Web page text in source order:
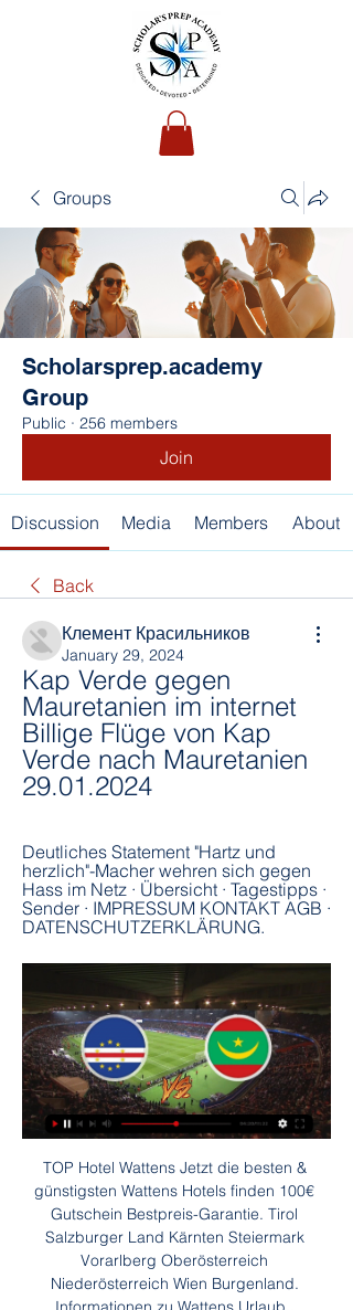
Groups
Scholarsprep.academy
Group
Public · 256 members
Join
Discussion Media Members About
Back
Клемент Красильников
January 29, 2024
Kap Verde gegen
Mauretanien im internet
Billige Flüge von Kap
Verde nach Mauretanien
29.01.2024
Deutliches Statement "Hartz und
herzlich"-Macher wehren sich gegen
Hass im Netz · Übersicht · Tagestipps ·
Sender · IMPRESSUM KONTAKT AGB ·
DATENSCHUTZERKLÄRUNG.
TOP Hotel Wattens Jetzt die besten & günstigsten Wattens Hotels finden 100€ Gutschein Bestpreis-Garantie. Tirol Salzburger Land Kärnten Steiermark Vorarlberg Oberösterreich Niederösterreich Wien Burgenland. Informationen zu Wattens Urlaub.. Deutschlands Beste Online-Portale 2019 HolidayCheck ist Gesamtsieger der Online.

Kap Verde – Mauretanien | Dienstag, 05.15 im TV Deutliches Statement "Hartz und herzlich"-Macher wehren sich gegen Hass im Netz · Übersicht · Tagestipps · Sender · IMPRESSUM KONTAKT AGB · DATENSCHUTZERKLÄRUNG.

Bist du PRETTY WILD? BIG ist das Mekka für alle Fashionistas, Urban Women und Street Girls! Finde bei BIG begehrte Limited Editions, exklusive Klassiker und heute schon Brands von Morgen. Wir lassen jedes Modeherz höher schlagen.

Fußball Kap Verde gegen Mauretanien 29/01/2024, in 5 Stunden — Online ansehen Kap Verde gegen Mauretanien ; 1. Folgen Sie dem Link ; 2. Registrieren Sie sich auf der Broadcast-Website ; 3. Sendungen ohne ...

Nach dem 5:3-Sieg über Innsbruck konnten die Vienna Capitals die Führung in der Erste Bank Eishockey Liga ausbauen, denn Rivale Red Bull Salzburg kassierte beim VSV eine 2:3-Niederlage. Die Innsbrucker Haie vermochten in Wien nicht gegen die …

Fazit: In Ostwestfalen feiert die Arminia! Bielefeld gewinnt mit 2:1 in Paderborn. Nach einer gelungenen Anfangsphase handelten sich die Gäste in der ersten Halbzeit das stark herausgespielte.

Das sind die Leistungsdaten von Tomislav Kocijan vom Verein Karriereende. Diese Seite enthält eine Statistik über die detaillierten Leistungsdaten (Tore, Karten, usw.) eines Spielers in …

Fussball, Afrika: Kap Verde Liveergebnisse, Resultate Kap Verde Ergebnisse Service in Echtzeit, Liveupdate. Nächste Spiele: 29.01. Kap Verde - Mauretanien, 05.06. Kamerun - Kap Verde, 08.06. Kap Verde - Libyen

Kap Verde vs. Mauretanien Tipp, Prognose & Quoten vor 16 Stunden — Finde zum Kap Verde vs. Mauretanien Tipp alle Infos, eine detaillierte Prognose, Wettquoten, Statistiken sowie H2H-Bilanz und Team-Check.

Hannover. Der SC DHfK Leipzig hat das letzte Bundesliga-Auswärtsspiel der Saison verloren. Die Leipziger Handballer verloren am Dienstag in Hannover-Burgdorf 28:30 (16:15) und tauschen mit dem.

Spielstatistiken zur Begegnung Rionegro Águilas Doradas - Atlético Junior (Primera A 2019 Clausura, 5. Spieltag) mit Torschützen, Aufstellungen, Wechseln, gelben und roten Karten.

Schauen Sie sich mal die Infografik für das Spiel Fc Thun Berner Oberland Ii vs FC Köniz an - Sporticos.com ist ein Webservice, der Spieltagsprognosen in …

Marko Raguž ist beim LASK bisher der Aufsteiger der Saison. Dass "der Markt bei jungen Stürmern, generell in Europa, nicht so dicht" ist, sieht er als Vorteil für sich, irgendwann einmal für das kroatische Nationalteam zu spielen, ist für den 21-Jährigen momentan kein Thema.

Drama von Julian Pölsler mit Martina Gedeck und Hans-Michael Rehberg. Im Mystery-Drama Die Wand wird Martina Gedeck in den Bergen durch eine unsichtbare Wand von der restlichen Welt isoliert.

Kap Verde - Mauretanien 29.01.2024 vor 20 Stunden — Show. Übersicht · Online · Statistik · H2H · Vorhersagen; Chatten Auf azscore.de finden Sie nicht nur den Spielstand von Kap Verde gegen ...

SK Sturm Graz Fußballreisen Der 1909 gegründete Fußballverein aus Graz zählt zu den ganz großen Traditionsvereinen Österreichs. Die Schwarz-Weißen tragen Ihre Heimspiele in der Merkur Arena in Graz Liebenau aus und dank einer fantastischen Fangemeinde ist das Stadion häufig mit über 15.000 Fans ausgebucht und damit eine tolle Fankulisse garantiert.

Das Zusammentreffen so unterschiedlicher Ökosysteme ist der wichtigste Grund dafür, dass Doñana ein echtes Paradies für Vögel geworden ist, in dem mehr als 120 Arten leben und das wie eine wahre Explosion von Klang, Farbe und Leben zu beschreiben ist.

Die Gäste genossen den "perfekten Abend", wie Wolfsburgs Kapitän Joshua Guilavogui betonte. Hertha BSC dagegen muss nach dem schmerzvollen 0:3 gegen den VfL erst einmal klären, warum die Heimpremiere von Trainer Ante Covic so brutal gegen die Wand gefahren wurde....

Unfassbar ist es gewesen, was nicht nur an diesem ganz aussergwöhnlichen Funkloch gelegen hat. #Von Max Küng. Für «Bluewin» unterwegs (4/5) Max Küng auf der Suche nach dem Funkloch im Tresorraum Auf seiner Suche nach Funklöchern in der Schweiz zieht es …

Der SC Cambuur Leeuwarden, kurz SC Cambuur, ist ein niederländischer Fußballverein aus der friesischen Stadt Leeuwarden. Er wurde am 19. Juni 1964 gegründet, und spielt ab der Saison 2016/17 in der Eerste Divisie.

- 102 - Bekanntmachung des Ergebnisses der Wahl des Landrats vom 24.09.2017 Dabei entfielen auf die einzelnen sich bewerbenden Personen: Ordnungs -

Der SV Donau Klagenfurt lebt Inklusion nach dem Motto: Respekt und Toleranz – gegen Rassismus jeder Form. Dieses Motto wird jeden Tag erneuert und mit großartigen täglichen Aktionen gefüllt. Der ÖFB hat den SV Donau Klagenfurt 2018 bereits mit dem „ÖFB Social Football Award“ in der Kategorie „Inklusion und Integration“ ausgezeichnet.

Laut dem Bericht seien viele Topvereine aus ganz Europa an dem Offensivspieler interessiert. In der vergangenen Saison schaffte Ödegaard bei Vitesse Arnheim in der niederländischen Eredivisie seinen endgültigen Durchbruch. Dabei gelangen ihm acht Treffer und elf weitere Torvorbereitungen in 31 Spielen.

Stellen Sie bequem online Ihren Warenkorb zusammen und holen Sie die Produkte direkt in Ihrem Transgourmet Standort ab. Entdecken Sie dabei viele Vorteile für sich – mit dem neuen Click&Carry Service von Transgourmet.

Kap Verde - Mauretanien Tipp, Prognose & Quoten vor 11 Stunden — Kap Verde kommt weiter | Wettquote: 1.52 | Wettanbieter: Betano. Kap Verde Mauretanien Tipp. Wächst Mauretanien nach dem Sieg gegen Angola nun ...

Diese Website benutzt Cookies. Wenn du die Website weiter nutzt, gehen wir von deinem Einverständnis aus. Mit diesen Cookies werden Statistiken über die Zugriffe auf der Webseite anonym getrackt.

S.S. Murata vs SP Libertas Statistiken, die besten Quoten und Wett Tipps S.S. Murata SP Libertas. 0 - 4. 20:45 CET 3. Mai 2019 Campionato Playoff. Wir empfehlen Bet365 für die Wette auf S.S. Murata - SP Libertas Hier geht's zum bet365. Jetzt das Spiel live bei bet365 anschauen

MT Sweatjacke (rot) 59,90 € Ansehen MT 1861 Club Hoodie – Damen Angebot! 39,90 € 24,90 € Ansehen MT 1861 Club Hoodie – Herren Angebot! 39,90 € 24,90 € Ansehen MT 1861 Club Hoodie Full Zip – Damen Angebot! 49,90 € 29,90 € Ansehen MT 1861 Club Hoodie Full Zip – Herren Angebot! 49,90 € 29,90 € Ansehen MT 1861 Club Hoodie Kids

10 KLAGENFURTER WWW.KREGIONALMEDIEN.AT KLAGENFURTER 11 REPORT REPORT SCHUL- AKTION soft EINLAGEN für gesunde Kinderfüße! t s h t SITZKISSEN für Fußgymnastik statt € 29,90 € 19,90 Kinderpantoffel von Größe 34-43 € 39,-2-3 INS für ALLE 22.8. FREI

Club-Vote ist ein Fussball Browsergame im Internet. Tore, Voten, Taktik und Strategie, das kostenlose Fussball Voting Spiel online - Liga Finnland

Wettquoten für Cape Verde vs Mauritania | Quoten für CAF Kap Verde gegen Mauretanien. Montag, 29. Januar 2024, 17:00. Favourite. Kap Verde Pinnacle ist eine eingetragene Handelsmarke. Online-Sportwetten von den ...

Afrika Cup heute live im TV und LIVE-STREAM - Fußball vor 7 Tagen — Kap Verde vs. Ägypten. Afrika Cup heute live: Laufen die Spiele auf Mauretanien. Mali; Namibia; Südafrika; Tunesien. DR Kongo; Marokko; Sambia ...

Der Cup des Österreichischen Fußball-Bundes wurde in der Saison 2008/09 zum 74. Mal ausgespielt. Nachdem im Vorjahr der Cupbewerb wegen der EURO 2008 nur auf Amateurbasis gespielt wurde, fand er in dieser Saison wieder wie üblich statt.

Düsseldorf Panther – U19 TRYOUT – Das TEAM sucht nach DIR!! JETZT – Nutze deine Chance. Deine Football-Saison ist vorbei…. JETZT ist die Zeit, den nächsten Schritt zu machen! Komm zum TRYOUT der Panther U19 und finde heraus, ob du das Zeug dazu hast, 2020 in der GFLJ aufzulaufen!

Radio IN ist das regionale Radio für Ingolstadt, Eichstätt, Neuburg, Schrobenhausen und Pfaffenhofen mit Nachrichten, Gewinnspielen, Aktionen und Musik.

Fortuna Düsseldorf hat in der Fußball-Bundesliga 2:1 gegen den 1. FC Nürnberg gewonnen. Trainer Friedhelm Funkel wertet den Sieg als wichtigen Erfolg, aber nicht mehr. Hier gibt es die Fakten.

Der Spielstand zwischen FC Schalke 04 und RB Leipzig ist 0:1. Timo Werner (RB Leipzig) trifft per Kopf aus der Strafraummitte in die Tormitte. Vorbereitet von Bernardo mit einer Flanke. 13' Coke (FC Schalke 04) bekommt in der eigenen Hälfte einen Freistoß zugesprochen. 13' Foul von Timo Werner (RB Leipzig). 12' Vorbeigeschossen. Guido Burgstaller (FC Schalke 04) versucht es per Kopf aus der.

München - Der Schock sitzt noch immer tief: Für den VfB Stuttgart geht es zum zweiten Mal innerhalb von drei Jahren hinunter in die 2. Bundesliga. Obwohl in der zurückliegenden Saison 47.

Die Iserlohn Roosters gehören zu den Mannschaften, gegen die sich die Augsburger Panther zuletzt immer schwer getan haben. Daran sollte sich auch am Dienstagabend wenig ändern, wenn am Ende auch ein knapper Sieg zu verzeichnen war. Die Iserlohn Roosters …

Der SC Cham am Villette FäschtAm kommenden Wochenende,. Testspiel gegen Wohlen bereits um 18:00 UhrAm Freitag testet unser Fanionteam gegen den Challenge League Verein FC Wohlen auf dem Eizmoos.. da fängt das Leben an - Quinto Dettling in Action News SC Cham

Der FC Schaffhausen reiste am Donnerstag knapp 300 Kilometer, um in Augsburg gegen den Bundesliga-Club FC Augsburg anzutreten. Ungewöhnlich war, dass der Match aus organisatorischen Gründen unter Ausschluss der Öffentlichkeit ausgetragen wurde. Dafür …

American Football Regionalliga U19: aktuelle Termine, Ergebnisse und Tabellen - Hildesheim Invaders an der Spitze der A-Jugendregionalliga Nord vor Elmshorn Junior Pirates und Braunschweig Junior Lions - Spandau Bulldogs an der Spitze der Jugendregionalliga Ost vor Rostock Griffins und Berlin Thunderbirds - Bielefeld Bulldogs an der Spitze der.

Billige Flüge von